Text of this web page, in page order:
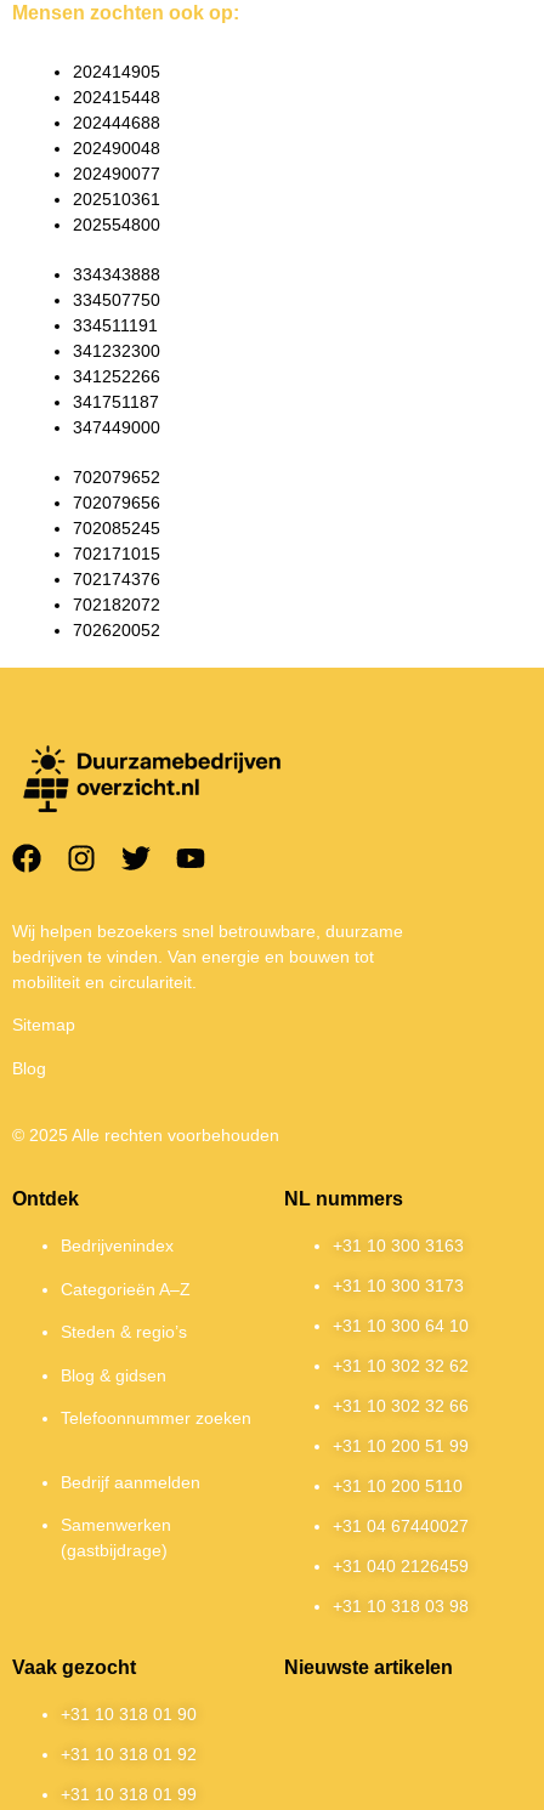
Mensen zochten ook op:
202414905
202415448
202444688
202490048
202490077
202510361
202554800
334343888
334507750
334511191
341232300
341252266
341751187
347449000
702079652
702079656
702085245
702171015
702174376
702182072
702620052
Wij helpen bezoekers snel betrouwbare, duurzame
bedrijven te vinden. Van energie en bouwen tot
mobiliteit en circulariteit.
Sitemap
Blog
© 2025 Alle rechten voorbehouden
Ontdek
Bedrijvenindex
Categorieën A–Z
Steden & regio’s
Blog & gidsen
Telefoonnummer zoeken
Bedrijf aanmelden
Samenwerken
(gastbijdrage)
NL nummers
+31 10 300 3163
+31 10 300 3173
+31 10 300 64 10
+31 10 302 32 62
+31 10 302 32 66
+31 10 200 51 99
+31 10 200 5110
+31 04 67440027
+31 040 2126459
+31 10 318 03 98
Vaak gezocht
+31 10 318 01 90
+31 10 318 01 92
+31 10 318 01 99
Nieuwste artikelen